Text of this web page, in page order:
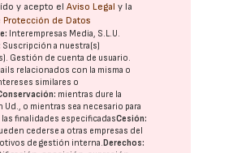
y acepto elAviso Legal y la
Protección de Datos
Interempresas Media, S.L.U.
Suscripción a nuestra(s)
Gestión de cuenta de usuario.
relacionados con la misma o
similares o
mientras dure la
Ud., o mientras sea necesario para
las finalidades especificadasCesión:
cederse a otras empresas del
de gestión interna. Derechos: